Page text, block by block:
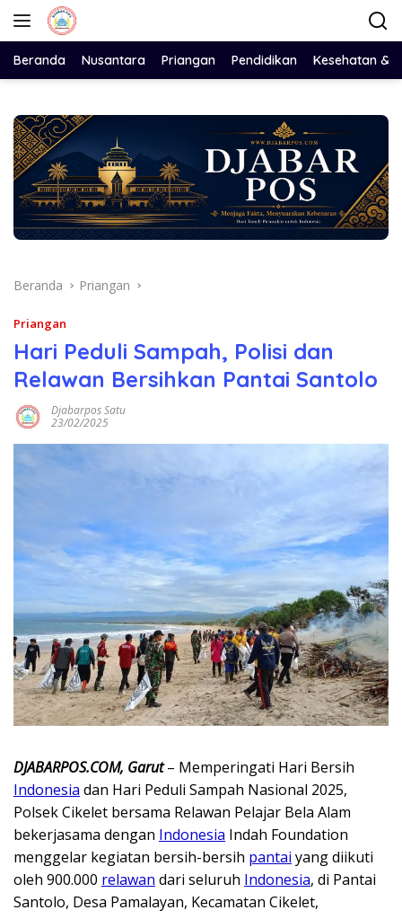
Langsung
Beranda Nusantara Priangan Pendidikan Kesehatan &
Beranda Priangan
Priangan
Hari Peduli Sampah, Polisi dan
Relawan Bersihkan Pantai Santolo
Djabarpos Satu
23/02/2025
DJABARPOS.COM, Garut– Memperingati Hari Bersih
Indonesia dan Hari Peduli Sampah Nasional 2025,
Polsek Cikelet bersama Relawan Pelajar Bela Alam
bekerjasama dengan Indonesia Indah Foundation
menggelar kegiatan bersih-bersih pantai yang diikuti
oleh 900.000 relawan dari seluruh Indonesia, di Pantai
Santolo, Desa Pamalayan, Kecamatan Cikelet,